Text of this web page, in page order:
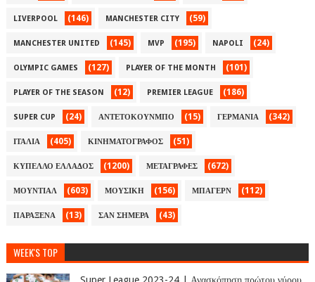
LIVERPOOL (146) MANCHESTER CITY (59)
MANCHESTER UNITED (145) MVP (195) NAPOLI (24)
OLYMPIC GAMES (127) PLAYER OF THE MONTH (101)
PLAYER OF THE SEASON (12) PREMIER LEAGUE (186)
SUPER CUP (24) ΑΝΤΕΤΟΚΟΥΝΜΠΟ (15) ΓΕΡΜΑΝΙΑ (342)
ΙΤΑΛΙΑ (405) ΚΙΝΗΜΑΤΟΓΡΑΦΟΣ (51)
ΚΥΠΕΛΛΟ ΕΛΛΑΔΟΣ (1200) ΜΕΤΑΓΡΑΦΕΣ (672)
ΜΟΥΝΤΙΑΛ (603) ΜΟΥΣΙΚΗ (156) ΜΠΑΓΕΡΝ (112)
ΠΑΡΑΞΕΝΑ (13) ΣΑΝ ΣΗΜΕΡΑ (43)
WEEK'S TOP